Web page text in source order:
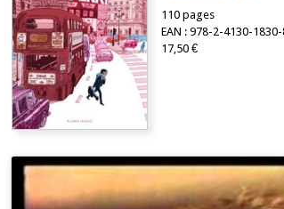
110 pages
EAN : 978-2-4130-
17,50 €